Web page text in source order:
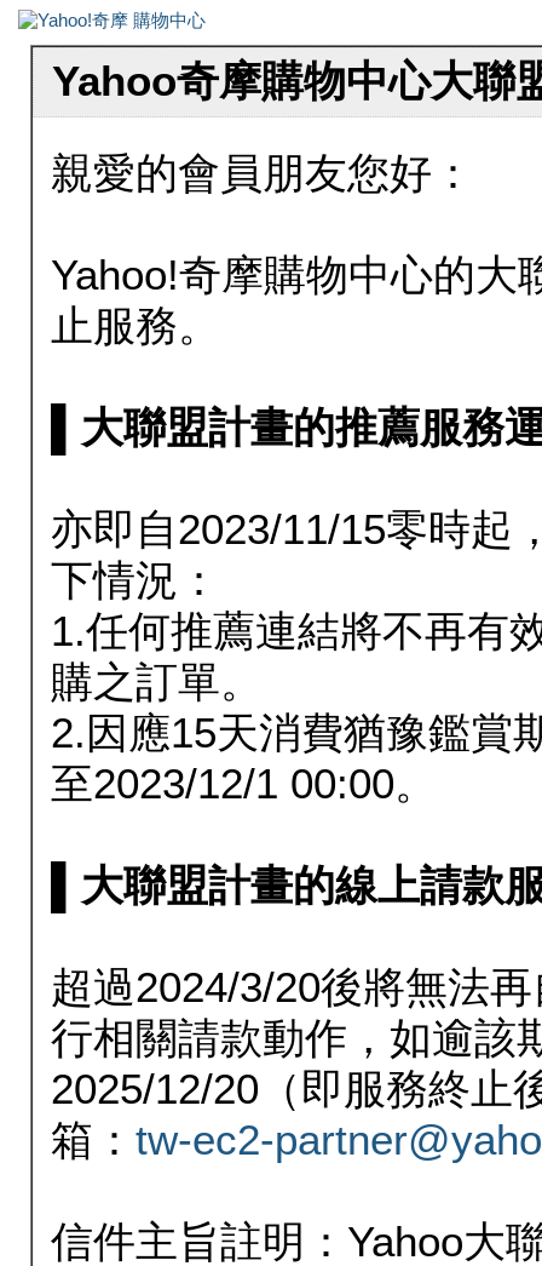
Yahoo奇摩購物中心大聯
親愛的會員朋友您好：
Yahoo!奇摩購物中心的大
止服務。
▌大聯盟計畫的推薦服務
亦即自2023/11/15零時起
下情況：
1.任何推薦連結將不再有
購之訂單。
2.因應15天消費猶豫鑑賞
至2023/12/1 00:00。
▌大聯盟計畫的線上請款
超過2024/3/20後將無法
行相關請款動作，如逾該
2025/12/20（即服務終止
箱： tw-ec2-
信件主旨註明：Yahoo大